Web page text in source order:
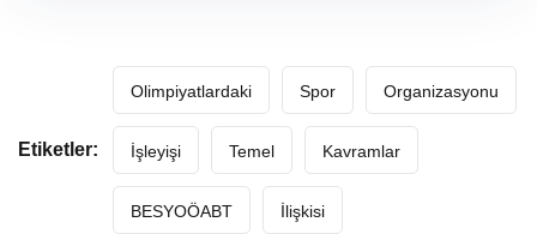
Etiketler:
Olimpiyatlardaki Spor Organizasyonu
İşleyişi Temel Kavramlar
BESYOÖABT İlişkisi